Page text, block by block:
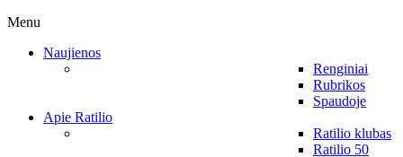
Menu
Naujienos
Renginiai
Rubrikos
Spaudoje
Apie Ratilio
Ratilio klubas
Ratilio 50